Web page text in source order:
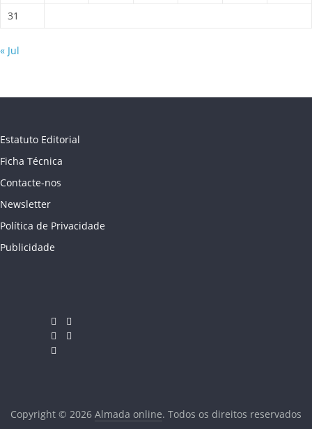
31
« Jul
Estatuto Editorial
Ficha Técnica
Contacte-nos
Newsletter
Política de Privacidade
Publicidade
Copyright © 2026 Almada online. Todos os direitos reservados